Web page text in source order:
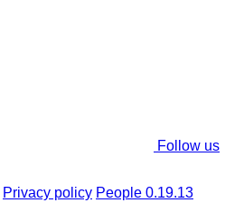
Follow us
Privacy policy People 0.19.13